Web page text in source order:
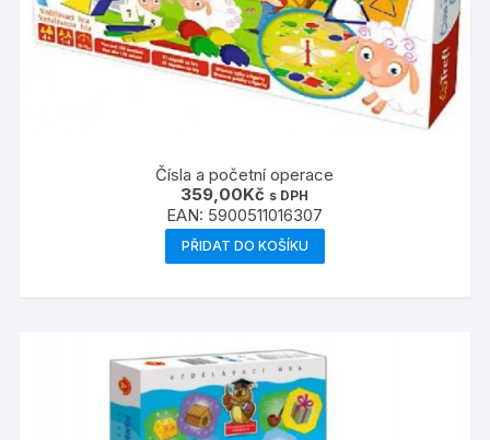
Čísla a početní operace
359,00Kč s DPH
EAN: 5900511016307
PŘIDAT DO KOŠÍKU